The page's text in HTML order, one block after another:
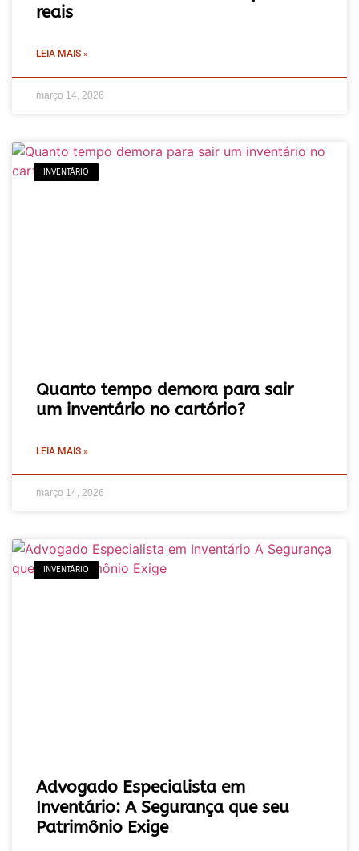
reais
LEIA MAIS »
março 14, 2026
INVENTÁRIO
Quanto tempo demora para sair
um inventário no cartório?
LEIA MAIS »
março 14, 2026
INVENTÁRIO
Advogado Especialista em
Inventário: A Segurança que seu
Patrimônio Exige